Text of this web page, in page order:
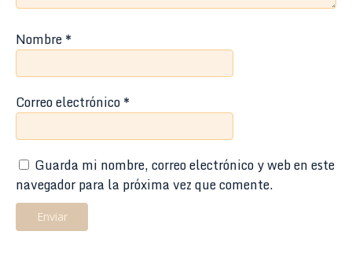
Nombre*
Correo electrónico*
Guarda mi nombre, correo electrónico y web en este
navegador para la próxima vez que comente.